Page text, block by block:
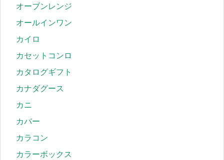
オーブンレンジ
オールインワン
カイロ
カセットコンロ
カタログギフト
カナダグース
カニ
カバー
カラコン
カラーボックス